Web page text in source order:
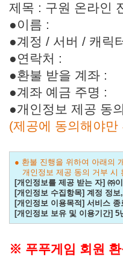
제목 : 구원 온라인
●이름 :
●계정 / 서버 / 캐릭
●연락처 :
●환불 받을 계좌 :
●계좌 예금 주명 :
●개인정보 제공 동
(제공에 동의해야
● 환불 진행을 위하여 아래의
개인정보 제공 동의 거부 시
[개인정보를 제공 받는 자] ㈜
[개인정보 수집항목] 계정 정보
[개인정보 이용목적 ] 서비스 종
[개인정보 보유 및 이용기간] 5
※ 푸푸게임 회원